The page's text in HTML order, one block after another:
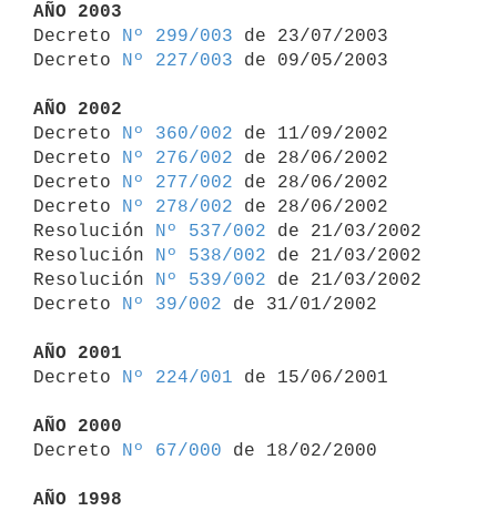
AÑO 2003
Decreto
Nº 299/003 de 23/07/2003
Decreto
Nº 227/003 de 09/05/2003
AÑO 2002
Decreto
Nº 360/002 de 11/09/2002
Decreto
Nº 276/002 de 28/06/2002
Decreto
Nº 277/002 de 28/06/2002
Decreto
Nº 278/002 de 28/06/2002
Resolución
Nº 537/002 de 21/03/2002
Resolución
Nº 538/002 de 21/03/2002
Resolución
Nº 539/002 de 21/03/2002
Decreto
Nº 39/002 de 31/01/2002
AÑO 2001
Decreto
Nº 224/001 de 15/06/2001
AÑO 2000
Decreto
Nº 67/000 de 18/02/2000
AÑO 1998